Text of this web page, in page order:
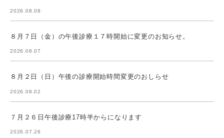
2026.08.08
８月７日（金）の午後診療１７時開始に変更のお知らせ。
2026.08.07
８月２日（日）午後の診療開始時間変更のおしらせ
2026.08.02
７月２６日午後診療17時半からになります
2026.07.26